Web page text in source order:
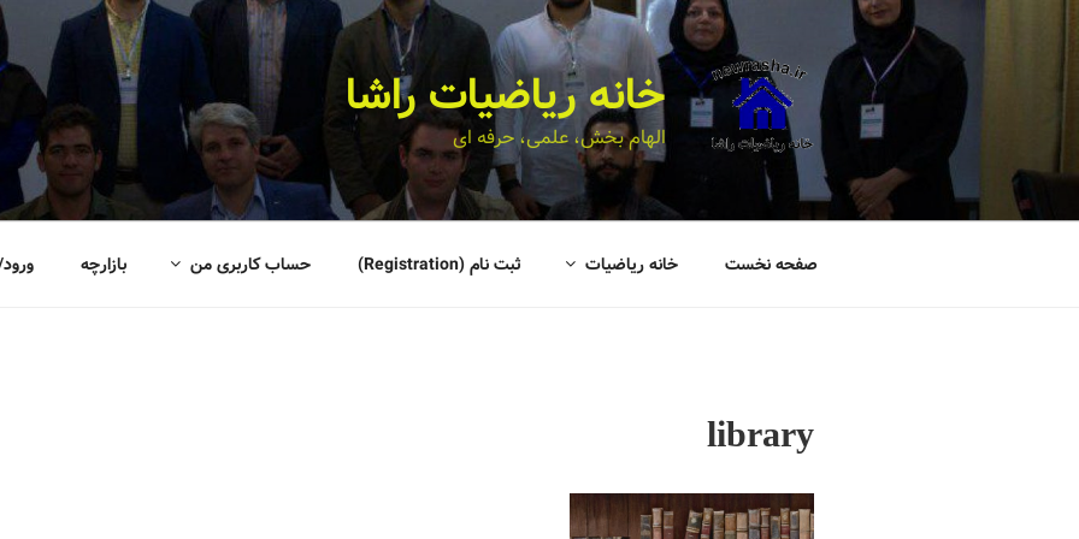
خانه ریاضیات راشا
الهام بخش، علمی، حرفه ای
صفحه نخست خانه ریاضیات ثبت نام (Registration) حساب کاربری من بازارچه
library